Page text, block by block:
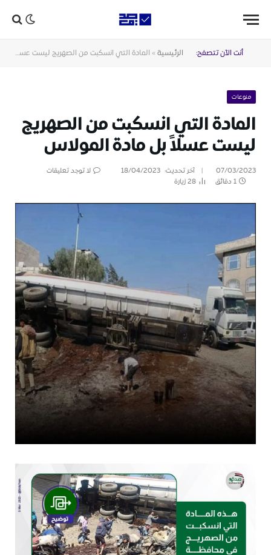
أنت الآن تتصفح: الرئيسية » المادة التي انسكبت من الصهريج ليست عسلاً بل مادة المولاس
منوعات
المادة التي انسكبت من الصهريج
ليست عسلاً بل مادة المولاس
07/03/2023 آخر تحديث: 18/04/2023
لا توجد تعليقات
1 دقائق
28زيارة